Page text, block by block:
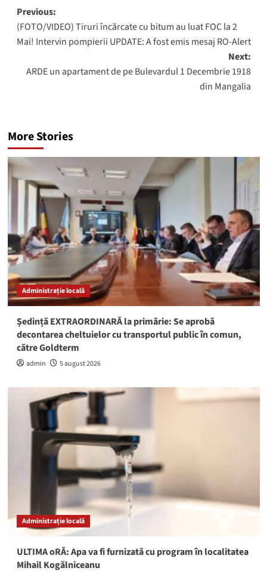
Post
navigation
Previous:
(FOTO/VIDEO) Tiruri încărcate cu bitum au luat FOC la 2
Mai! Intervin pompierii UPDATE: A fost emis mesaj RO-Alert
Next:
ARDE un apartament de pe Bulevardul 1 Decembrie 1918
din Mangalia
More Stories
Administrație locală
Ședință EXTRAORDINARĂ la primărie: Se aprobă
decontarea cheltuielor cu transportul public în comun,
către Goldterm
admin 5 august 2026
Administrație locală
ULTIMA oRĂ: Apa va fi furnizată cu program în localitatea
Mihail Kogălniceanu